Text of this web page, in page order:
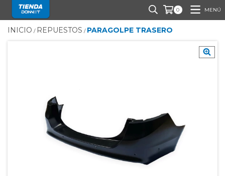
0 MENÚ
INICIO / REPUESTOS / PARAGOLPE TRASERO